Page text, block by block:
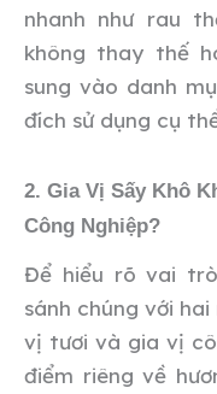
nhanh như rau
không thay thế
sung vào danh
đích sử dụng cụ
2. Gia Vị Sấy Khô
Công Nghiệp?
Để hiểu rõ vai
sánh chúng với
vị tươi và gia vị
điểm riêng về